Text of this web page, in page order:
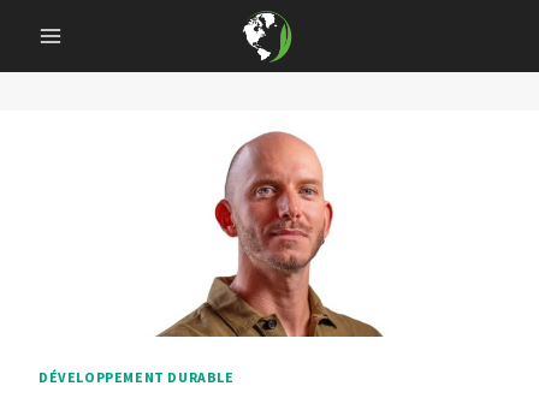
content
DÉVELOPPEMENT DURABLE